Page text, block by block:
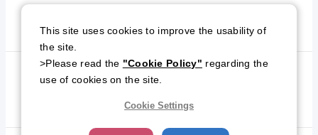
個人情報保護方針
This site uses cookies to improve the usability of
the site.
>Please read the "Cookie Policy" regarding the
use of cookies on the site.
Cookie Settings